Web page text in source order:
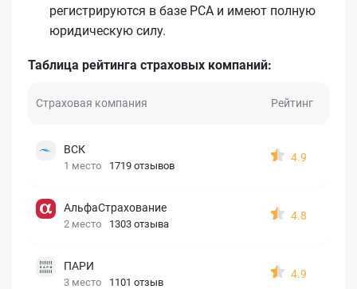
регистрируются в базе РСА и имеют полную
юридическую силу.
Таблица рейтинга страховых компаний:
Страховая компания Рейтинг
ВСК
1 место 1719 отзывов
4.9
АльфаСтрахование
2 место 1303 отзыва
4.8
ПАРИ
3 место 1101 отзыв
4.9